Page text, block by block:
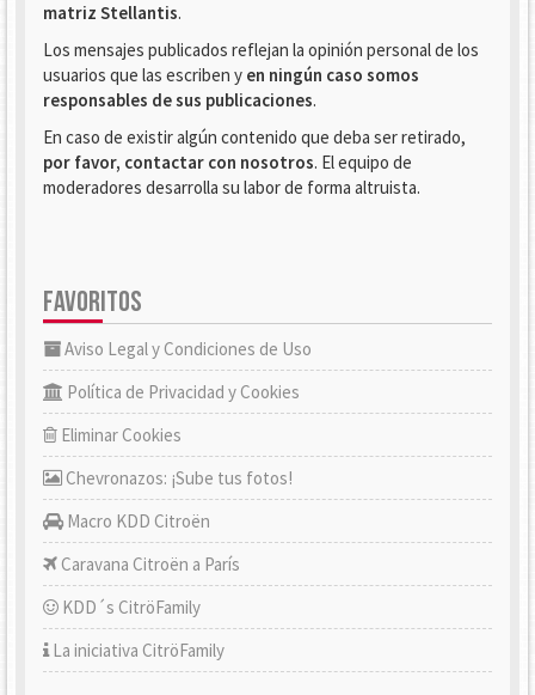
matriz Stellantis.
Los mensajes publicados reflejan la opinión personal de los
usuarios que las escriben y en ningún caso somos
responsables de sus publicaciones.
En caso de existir algún contenido que deba ser retirado,
por favor, contactar con nosotros. El equipo de
moderadores desarrolla su labor de forma altruista.
FAVORITOS
Aviso Legal y Condiciones de Uso
Política de Privacidad y Cookies
Eliminar Cookies
Chevronazos: ¡Sube tus fotos!
Macro KDD Citroën
Caravana Citroën a París
KDD´s CitröFamily
La iniciativa CitröFamily